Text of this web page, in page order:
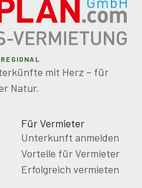
mit Herz – für
Natur.
Für Vermieter
Unterkunft anmelden
Vorteile für Vermieter
Erfolgreich vermieten